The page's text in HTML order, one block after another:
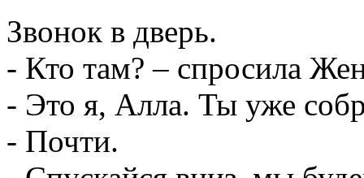
Звонок в дверь.
- Кто там? – спросила
- Это я, Алла. Ты уже
- Почти.